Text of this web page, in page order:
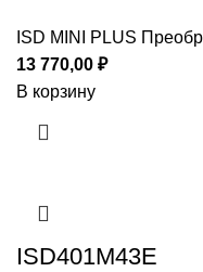
ISD MINI PLUS
13 770,00 ₽
В корзину
ISD401M43E